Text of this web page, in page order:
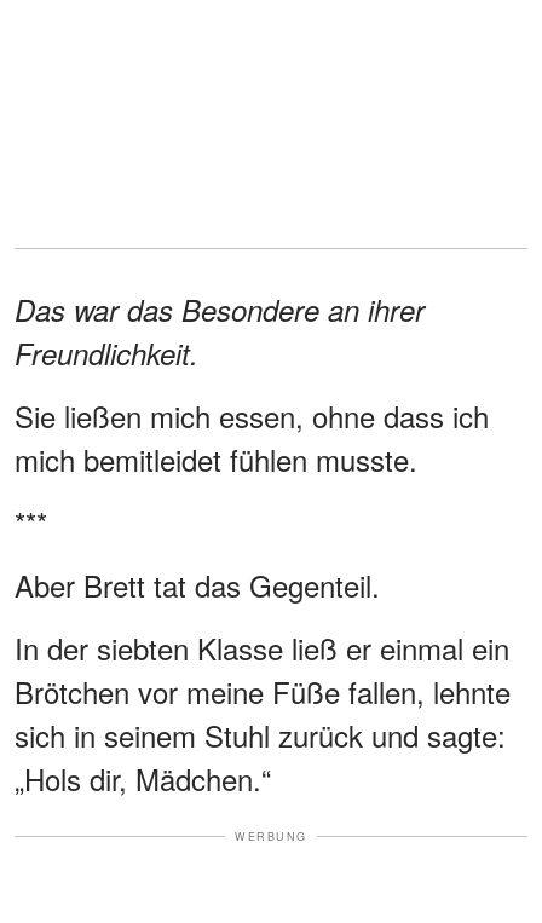
Das war das Besondere an ihrer
Freundlichkeit.
Sie ließen mich essen, ohne dass ich
mich bemitleidet fühlen musste.
***
Aber Brett tat das Gegenteil.
In der siebten Klasse ließ er einmal ein
Brötchen vor meine Füße fallen, lehnte
sich in seinem Stuhl zurück und sagte:
„Hols dir, Mädchen.“
WERBUNG